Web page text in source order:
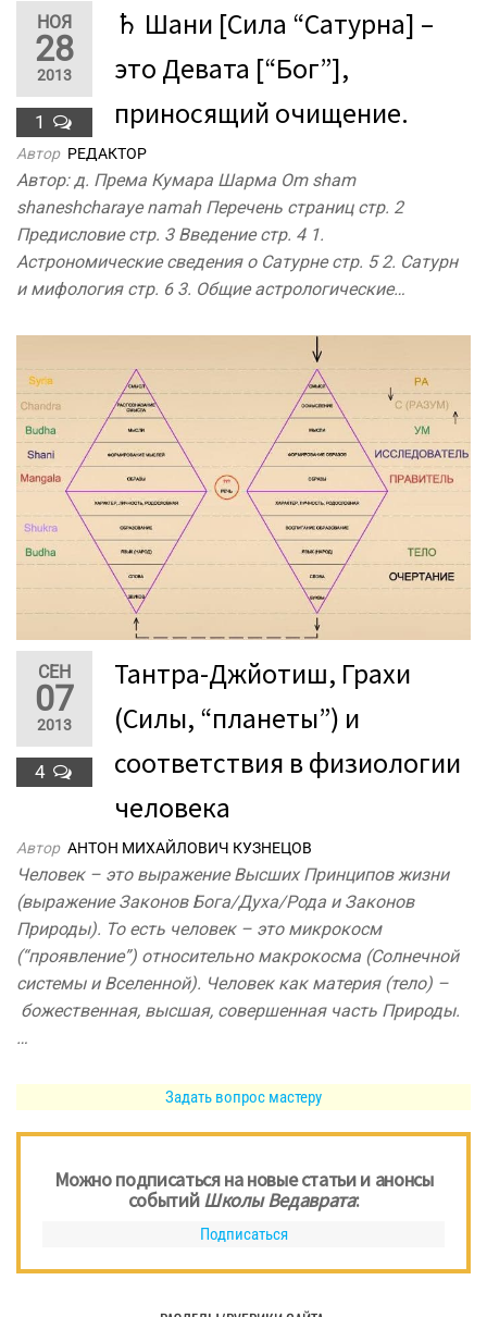
НОЯ
28
2013
1
♄ Шани [Сила “Сатурна] –
это Девата [“Бог”],
приносящий очищение.
Автор РЕДАКТОР
Автор: д. Према Кумара Шарма Om sham
shaneshcharaye namah Перечень страниц стр. 2
Предисловие стр. 3 Введение стр. 4 1.
Астрономические сведения о Сатурне стр. 5 2. Сатурн
и мифология стр. 6 3. Общие астрологические…
СЕН
07
2013
4
Тантра-Джйотиш, Грахи
(Силы, “планеты”) и
соответствия в физиологии
человека
Автор АНТОН МИХАЙЛОВИЧ КУЗНЕЦОВ
Человек – это выражение Высших Принципов жизни
(выражение Законов Бога/Духа/Рода и Законов
Природы). То есть человек – это микрокосм
(“проявление”) относительно макрокосма (Солнечной
системы и Вселенной). Человек как материя (тело) –
божественная, высшая, совершенная часть Природы.
…
Задать вопрос мастеру
Можно подписаться на новые статьи и анонсы
событийШколы Ведаврата:
Подписаться